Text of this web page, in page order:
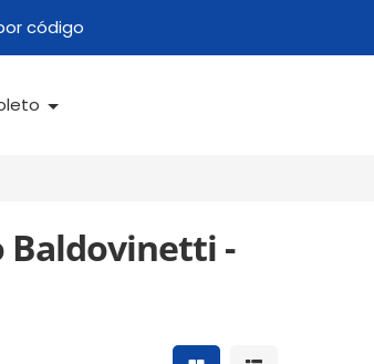
Baldovinetti -